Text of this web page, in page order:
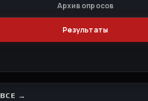
Архив опросов
Результаты
ВСЕ →